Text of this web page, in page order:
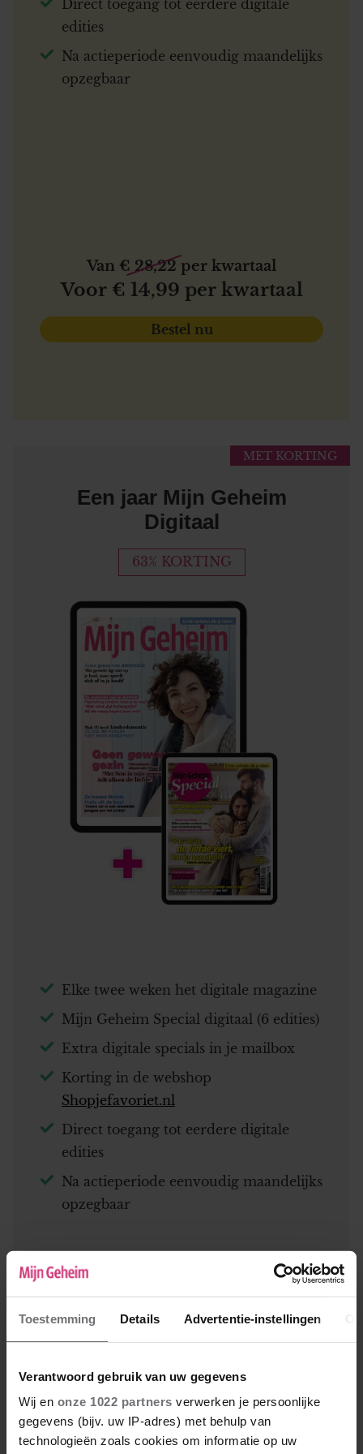
Toestemming Details Advertentie-instellingen
Verantwoord gebruik van uw gegevens
Wij en onze 1022 partners verwerken je persoonlijke
gegevens (bijv. uw IP-adres) met behulp van
technologieën zoals cookies om informatie op uw
Direct toegang tot eerdere digitale
edities
Na actieperiode eenvoudig maandelijks
opzegbaar
Van € 28,22 per kwartaal
Voor € 14,99 per kwartaal
Bestel nu
MET KORTING
Een jaar Mijn Geheim
Digitaal
63% KORTING
Elke twee weken het digitale magazine
Mijn Geheim Special digitaal (6 edities)
Extra digitale specials in je mailbox
Korting in de webshop
Shopjefavoriet.nl
Direct toegang tot eerdere digitale
edities
Na actieperiode eenvoudig maandelijks
opzegbaar
Van € 28,22 per kwartaal